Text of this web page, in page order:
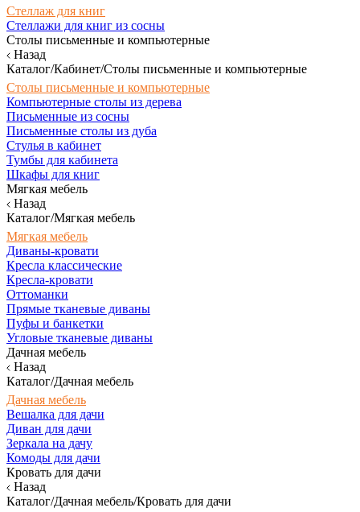
Стеллаж для книг
Стеллажи для книг из сосны
Столы письменные и компьютерные
Назад
Каталог/Кабинет/Столы письменные и компьютерные
Столы письменные и компьютерные
Компьютерные столы из дерева
Письменные из сосны
Письменные столы из дуба
Стулья в кабинет
Тумбы для кабинета
Шкафы для книг
Мягкая мебель
Назад
Каталог/Мягкая мебель
Мягкая мебель
Диваны-кровати
Кресла классические
Кресла-кровати
Оттоманки
Прямые тканевые диваны
Пуфы и банкетки
Угловые тканевые диваны
Дачная мебель
Назад
Каталог/Дачная мебель
Дачная мебель
Вешалка для дачи
Диван для дачи
Зеркала на дачу
Комоды для дачи
Кровать для дачи
Назад
Каталог/Дачная мебель/Кровать для дачи